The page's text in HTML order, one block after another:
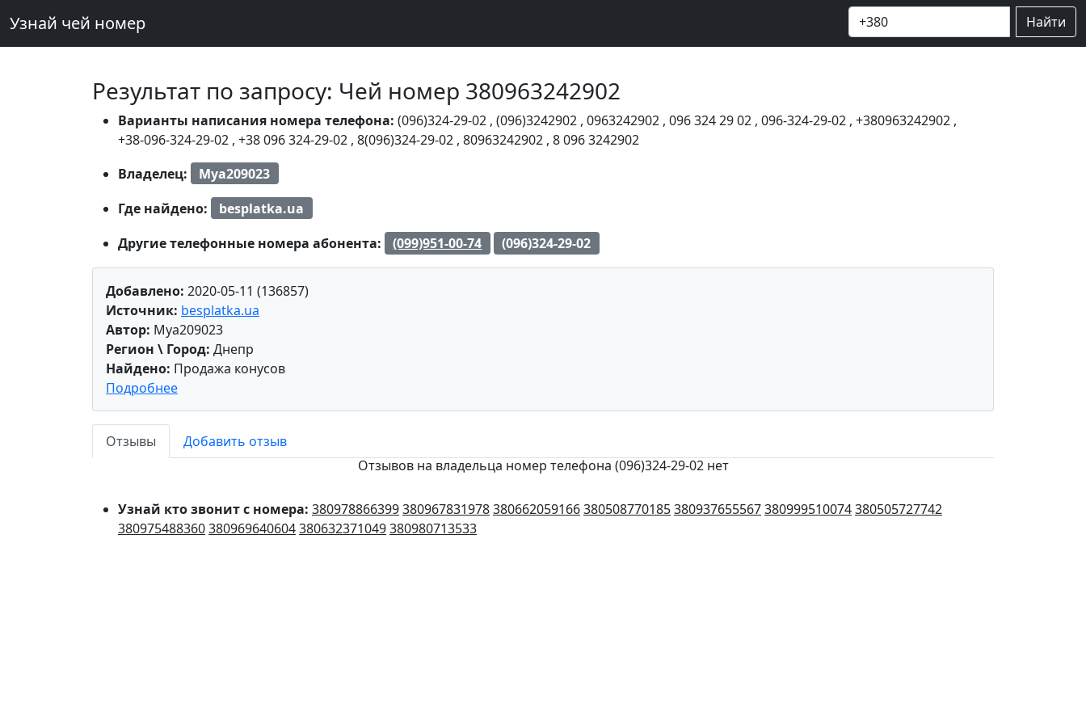
Узнай чей номер Найти
Результат по запросу: Чей номер 380963242902
Варианты написания номера телефона: (096)324-29-02 , (096)3242902 , 0963242902 , 096 324 29 02 , 096-324-29-02 , +380963242902 ,
+38-096-324-29-02 , +38 096 324-29-02 , 8(096)324-29-02 , 80963242902 , 8 096 3242902
Владелец:
Mya209023
Где найдено:
besplatka.ua
Другие телефонные номера абонента:
(099)951-00-74 (096)324-29-02
Добавлено: 2020-05-11 (136857)
Источник: besplatka.ua
Автор: Mya209023
Регион \ Город: Днепр
Найдено: Продажа конусов
Подробнее
Отзывы
Добавить отзыв
Отзывов на владельца номер телефона (096)324-29-02 нет
Узнай кто звонит с номера: 380978866399380967831978380662059166380508770185380937655567380999510074380505727742
380975488360380969640604380632371049380980713533